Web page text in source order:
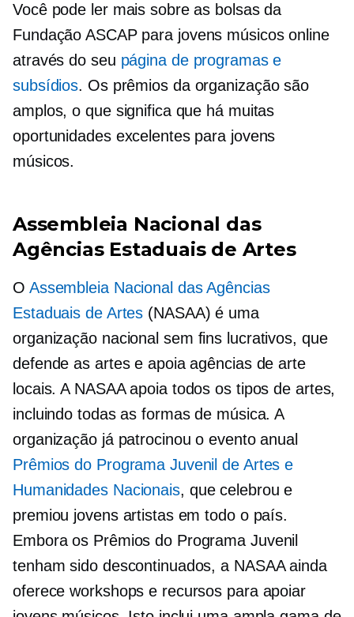
Você pode ler mais sobre as bolsas da
Fundação ASCAP para jovens músicos online
através do seu página de programas e
subsídios. Os prêmios da organização são
amplos, o que significa que há muitas
oportunidades excelentes para jovens
músicos.
Assembleia Nacional das
Agências Estaduais de Artes
O Assembleia Nacional das Agências
Estaduais de Artes (NASAA) é uma
organização nacional sem fins lucrativos, que
defende as artes e apoia agências de arte
locais. A NASAA apoia todos os tipos de artes,
incluindo todas as formas de música. A
organização já patrocinou o evento anual
Prêmios do Programa Juvenil de Artes e
Humanidades Nacionais, que celebrou e
premiou jovens artistas em todo o país.
Embora os Prêmios do Programa Juvenil
tenham sido descontinuados, a NASAA ainda
oferece workshops e recursos para apoiar